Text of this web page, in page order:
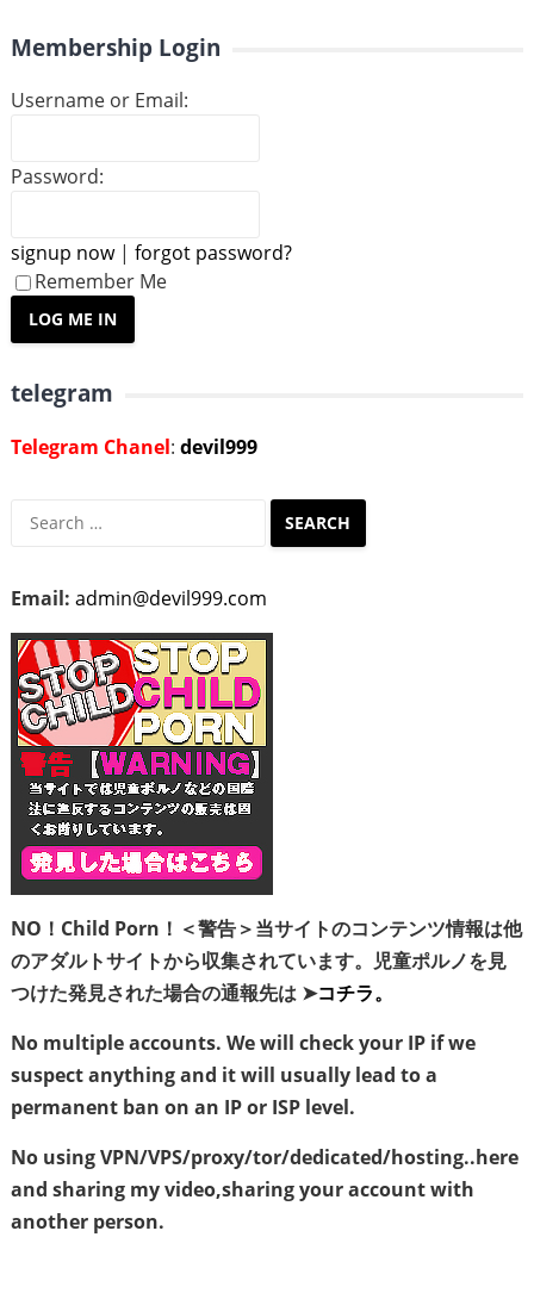
Membership Login
Username or Email:
Password:
signup now| forgot password?
Remember Me
telegram
Telegram Chanel: devil999
Search
Email: admin@devil999.com
NO！Child Porn！＜警告＞当サイトのコンテンツ情報は他
のアダルトサイトから収集されています。児童ポルノを見
つけた発見された場合の通報先は ➤コチラ。
No multiple accounts. We will check your IP if we
suspect anything and it will usually lead to a
permanent ban on an IP or ISP level.
No using VPN/VPS/proxy/tor/dedicated/hosting..here
and sharing my video,sharing your account with
another person.